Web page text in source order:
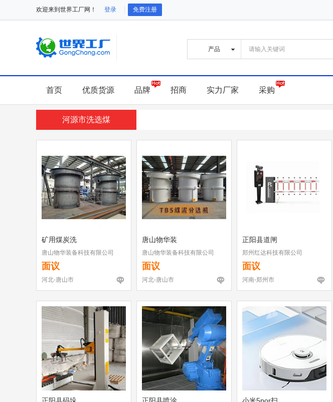
欢迎来到世界工厂网！ 登录 免费注册
首页 优质货源 品牌 招商 实力厂家 采购
河源市洗选煤
矿用煤炭洗
唐山物华装备科技有限公司
面议
河北-唐山市
唐山物华装
唐山物华装备科技有限公司
面议
河北-唐山市
正阳县道闸
郑州红达科技有限公司
面议
河南-郑州市